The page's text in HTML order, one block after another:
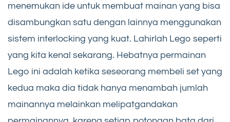
menemukan ide untuk membuat mainan yang bisa
disambungkan satu dengan lainnya menggunakan
sistem interlocking yang kuat. Lahirlah Lego seperti
yang kita kenal sekarang. Hebatnya permainan
Lego ini adalah ketika seseorang membeli set yang
kedua maka dia tidak hanya menambah jumlah
mainannya melainkan melipatgandakan